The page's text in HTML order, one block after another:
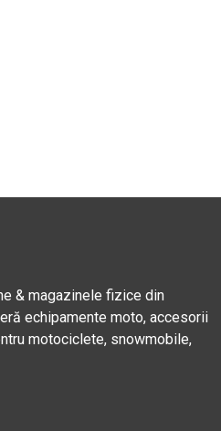
& magazinele fizice din
echipamente moto, accesorii
motociclete, snowmobile,